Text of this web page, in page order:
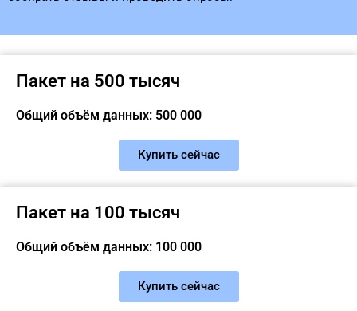
Пакет на 500 тысяч
Общий объём данных: 500 000
Купить сейчас
Пакет на 100 тысяч
Общий объём данных: 100 000
Купить сейчас